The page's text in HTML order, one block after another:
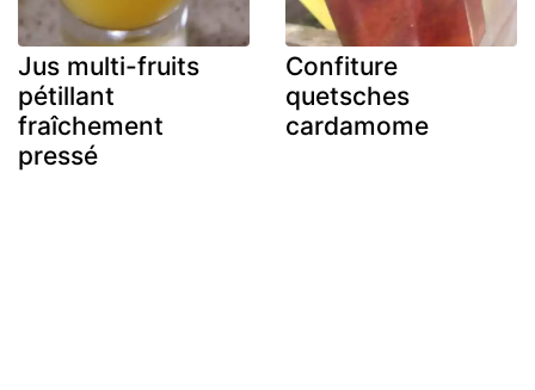
Jus multi-fruits
pétillant
fraîchement
pressé
Confiture
quetsches
cardamome